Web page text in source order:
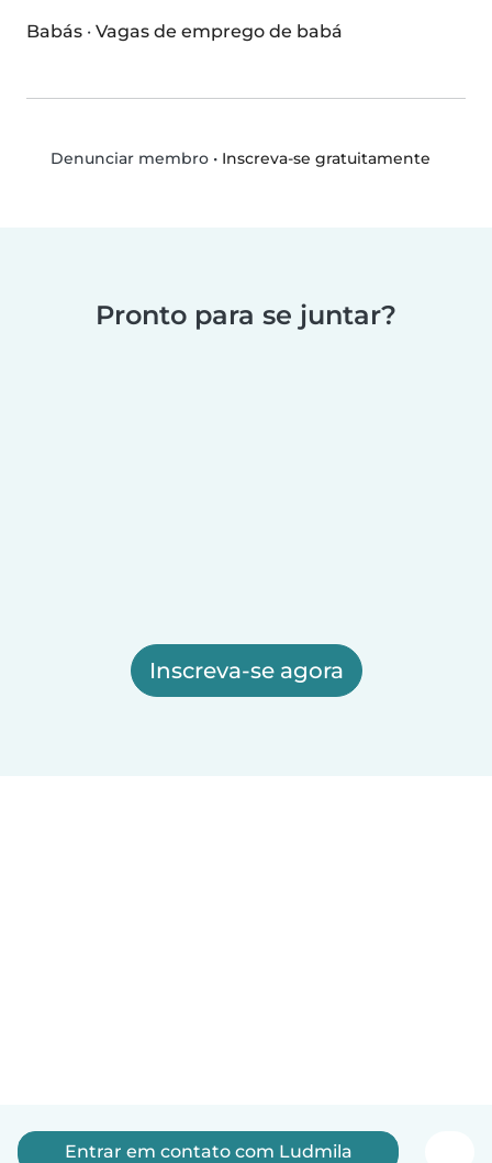
Babás · Vagas de emprego de babá
Denunciar membro• Inscreva-se gratuitamente
Pronto para se juntar?
Inscreva-se agora
Entrar em contato com Ludmila